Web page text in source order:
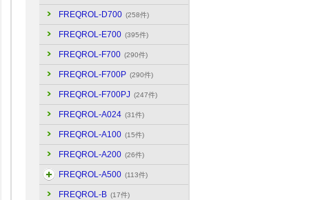
FREQROL-D700 (258件)
FREQROL-E700 (395件)
FREQROL-F700 (290件)
FREQROL-F700P (290件)
FREQROL-F700PJ (247件)
FREQROL-A024 (31件)
FREQROL-A100 (15件)
FREQROL-A200 (26件)
FREQROL-A500 (113件)
FREQROL-B (17件)